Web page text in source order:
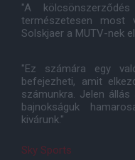
"A
természetesen most
Solskjaer a MUTV-nek
"Ez számára egy
befejezheti, amit
számunkra. Jelen
bajnokságuk
kivárunk."
Sky Sports